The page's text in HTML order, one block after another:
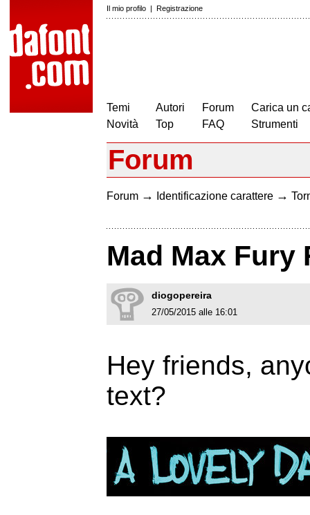
Il mio profilo | Registrazione
Temi
Novità
Autori
Top
Forum
FAQ
Carica un
Strumenti
Forum
Forum → Identificazione carattere →
Mad Max Fury
diogopereira
27/05/2015 alle 16:01
Hey friends,
text?